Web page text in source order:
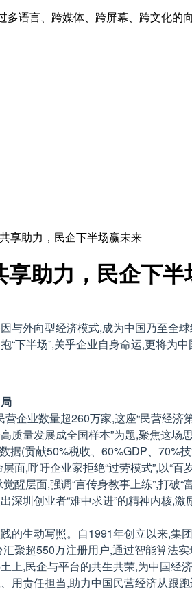
多语言、跨媒体、跨屏幕、跨文化
享助力，民企下半场赢未来
助力，民企下半
与外向型经济模式,成为中国乃至全
“下半场”,关乎企业自身命运,更将
企业数量超260万家,这座“民营经
量发展成全国样本”为题,聚焦这场
据(贡献50%税收、60%GDP、70%
面,呼吁企业家拒绝“过劳模式”,以“
醒层面,强调“言传身教事上练”,打
圳创业者“难中求进”的精神内核,激
的生动写照。自1991年创立以来,
聚超550万注册用户,通过智能算法
上,民企与平台的共生共荣,为中国经
责任担当,助力中国民营经济从跟跑